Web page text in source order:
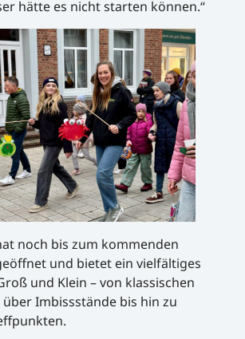
hätte es nicht starten können.“
noch bis zum kommenden
und bietet ein vielfältiges
und Klein – von klassischen
Imbissstände bis hin zu